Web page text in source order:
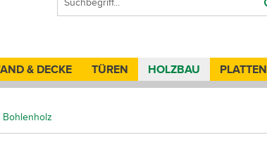
& DECKE TÜREN HOLZBAU PLATTEN
Bohlenholz